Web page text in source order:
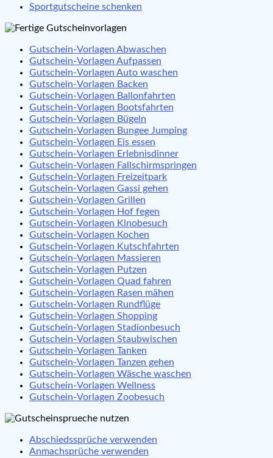
Sportgutscheine schenken
Gutschein-Vorlagen Abwaschen
Gutschein-Vorlagen Aufpassen
Gutschein-Vorlagen Auto waschen
Gutschein-Vorlagen Backen
Gutschein-Vorlagen Ballonfahrten
Gutschein-Vorlagen Bootsfahrten
Gutschein-Vorlagen Bügeln
Gutschein-Vorlagen Bungee Jumping
Gutschein-Vorlagen Eis essen
Gutschein-Vorlagen Erlebnisdinner
Gutschein-Vorlagen Fallschirmspringen
Gutschein-Vorlagen Freizeitpark
Gutschein-Vorlagen Gassi gehen
Gutschein-Vorlagen Grillen
Gutschein-Vorlagen Hof fegen
Gutschein-Vorlagen Kinobesuch
Gutschein-Vorlagen Kochen
Gutschein-Vorlagen Kutschfahrten
Gutschein-Vorlagen Massieren
Gutschein-Vorlagen Putzen
Gutschein-Vorlagen Quad fahren
Gutschein-Vorlagen Rasen mähen
Gutschein-Vorlagen Rundflüge
Gutschein-Vorlagen Shopping
Gutschein-Vorlagen Stadionbesuch
Gutschein-Vorlagen Staubwischen
Gutschein-Vorlagen Tanken
Gutschein-Vorlagen Tanzen gehen
Gutschein-Vorlagen Wäsche waschen
Gutschein-Vorlagen Wellness
Gutschein-Vorlagen Zoobesuch
Abschiedssprüche verwenden
Anmachsprüche verwenden